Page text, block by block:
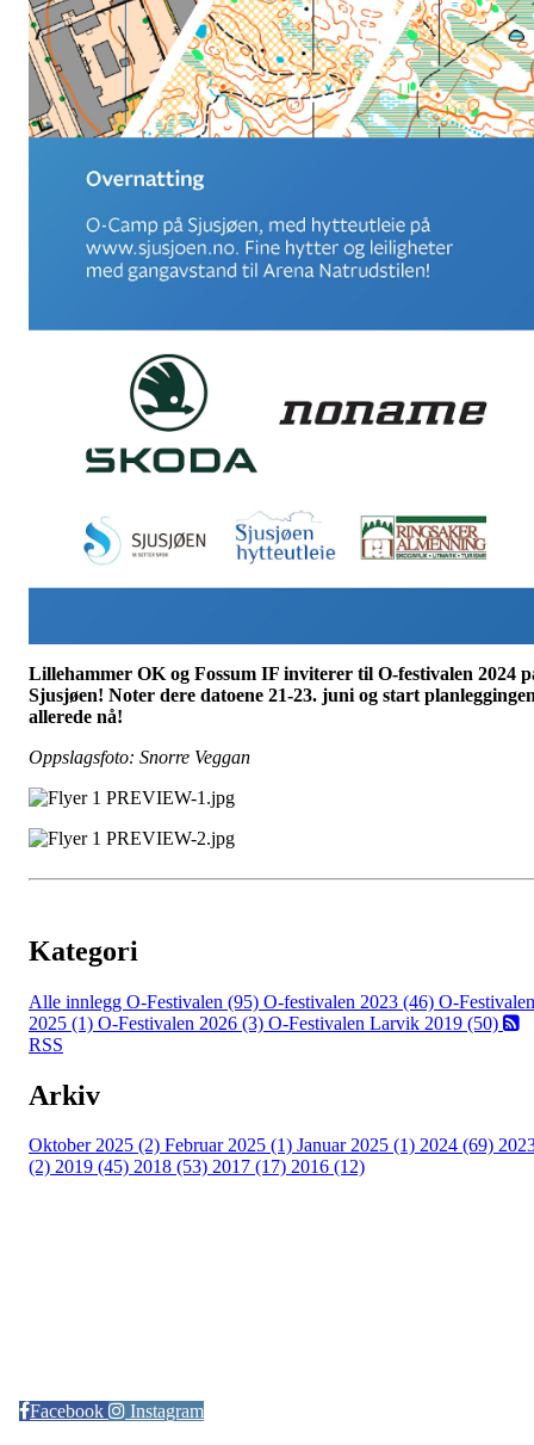
Lillehammer OK og Fossum IF inviterer til O-festivalen 2024
Sjusjøen! Noter dere datoene 21-23. juni og start
allerede nå!
Oppslagsfoto: Snorre Veggan
Kategori
Alle innlegg O-Festivalen (95) O-festivalen 2023 (46) O-Festivalen
2025 (1) O-Festivalen 2026 (3) O-Festivalen Larvik 2019 (50)
RSS
Arkiv
Oktober 2025 (2) Februar 2025 (1) Januar 2025 (1) 2024 (69)
(2) 2019 (45) 2018 (53) 2017 (17) 2016 (12)
Facebook Instagram